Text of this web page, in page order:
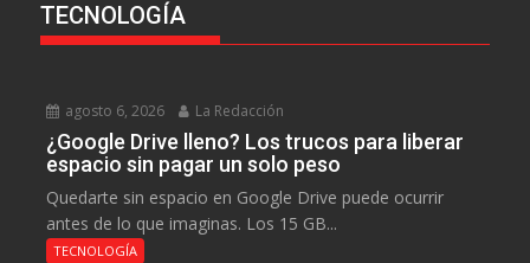
TECNOLOGÍA
agosto 6, 2026 La Redacción
¿Google Drive lleno? Los trucos para liberar
espacio sin pagar un solo peso
Quedarte sin espacio en Google Drive puede ocurrir
antes de lo que imaginas. Los 15 GB...
TECNOLOGÍA